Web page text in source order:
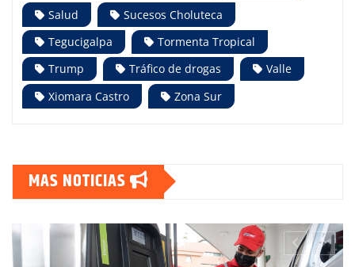
Salud
Sucesos Choluteca
Tegucigalpa
Tormenta Tropical
Trump
Tráfico de drogas
Valle
Xiomara Castro
Zona Sur
MAS NOTICIAS